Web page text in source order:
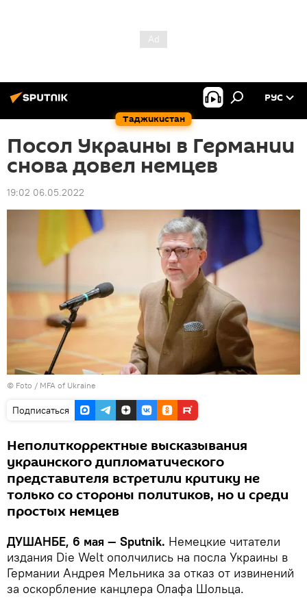
Таджикистан
РУС
Посол Украины в Германии
снова довел немцев
19:02 06.05.2022
© Foto / MFA of Ukraine
Подписаться
Неполиткорректные высказывания
украинского дипломатического
представителя встретили критику не
только со стороны политиков, но и среди
простых немцев
ДУШАНБЕ, 6 мая — Sputnik. Немецкие читатели
издания Die Welt ополчились на посла Украины в
Германии Андрея Мельника за отказ от извинений
за оскорбление канцлера Олафа Шольца.